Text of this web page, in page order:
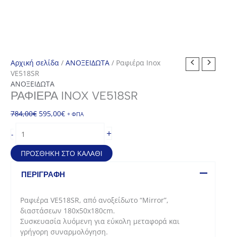
Αρχική σελίδα /ΑΝΟΞΕΙΔΩΤΑ / Ραφιέρα Inox
VE518SR
ΑΝΟΞΕΙΔΩΤΑ
ΡΑΦΙΈΡΑ INOX VE518SR
784,00€ Original
784,00€.
595,00€Η
είναι:
595,00€.
+ ΦΠΑ
-
Inox
VE518SR
ποσότητα
+
ΠΡΟΣΘΉΚΗ ΣΤΟ ΚΑΛΆΘΙ
ΠΕΡΙΓΡΑΦΉ
Ραφιέρα VE518SR, από ανοξείδωτο “Mirror”,
διαστάσεων 180x50x180cm.
Συσκευασία λυόμενη για εύκολη μεταφορά και
γρήγορη συναρμολόγηση.